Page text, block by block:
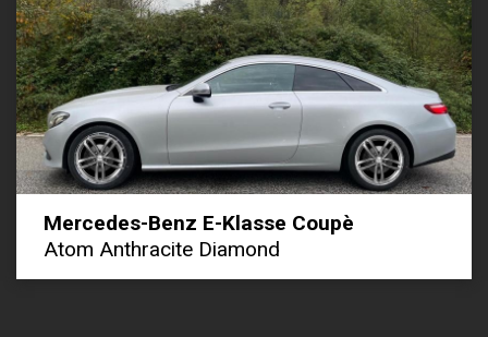
Mercedes-Benz E-Klasse Coupè
Atom Anthracite Diamond